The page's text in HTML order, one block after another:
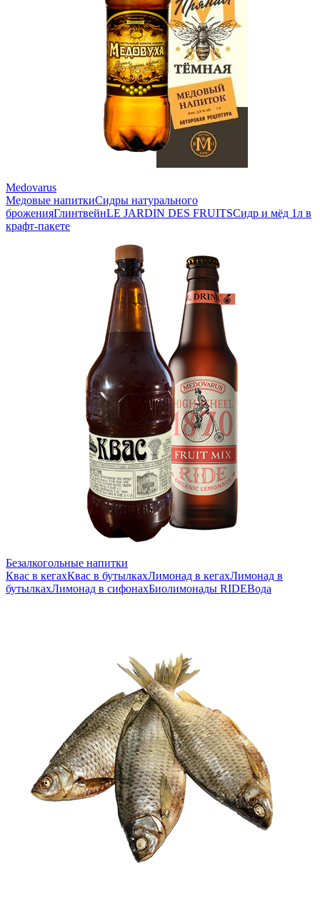
Medovarus
Медовые напиткиСидры натурального
броженияГлинтвейнLE JARDIN DES FRUITSСидр и мёд 1л в
крафт-пакете
Безалкогольные напитки
Квас в кегахКвас в бутылкахЛимонад в кегахЛимонад в
бутылкахЛимонад в сифонахБиолимонады RIDEВода